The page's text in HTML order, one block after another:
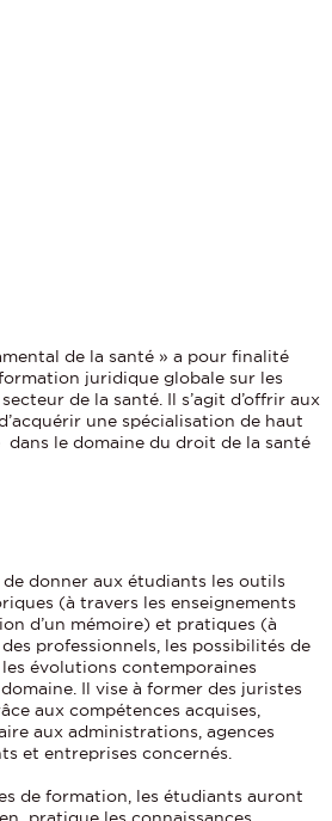
de la santé » a pour finalité
juridique globale sur les
de la santé. Il s’agit d’offrir aux
une spécialisation de haut
dans le domaine du droit de la santé
de donner aux étudiants les outils
(à travers les enseignements
d’un mémoire) et pratiques (à
professionnels, les possibilités de
évolutions contemporaines
Il vise à former des juristes
aux compétences acquises,
aux administrations, agences
et entreprises concernés.
de formation, les étudiants auront